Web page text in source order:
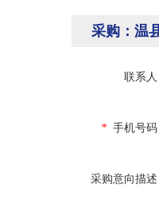
采购：温
联系
* 手机号
采购意向描